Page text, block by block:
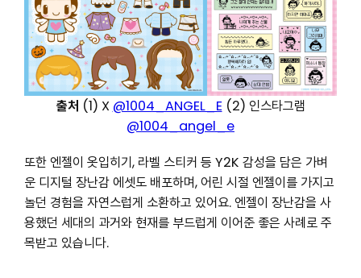
출처 (1) X @1004_ANGEL_E(2) 인스타그램
@1004_angel_e
또한 엔젤이 옷입히기, 라벨 스티커 등 Y2K 감성을 담은 가벼
운 디지털 장난감 에셋도 배포하며, 어린 시절 엔젤이를 가지고
놀던 경험을 자연스럽게 소환하고 있어요. 엔젤이 장난감을 사
용했던 세대의 과거와 현재를 부드럽게 이어준 좋은 사례로 주
목받고 있습니다.